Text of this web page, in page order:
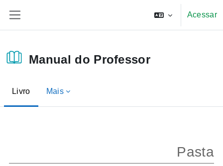
Acessar
Manual do Professor
Livro Mais
Pasta